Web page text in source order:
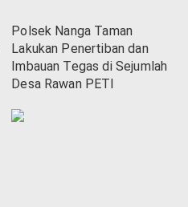
Polsek Nanga Taman
Lakukan Penertiban dan
Imbauan Tegas di Sejumlah
Desa Rawan PETI